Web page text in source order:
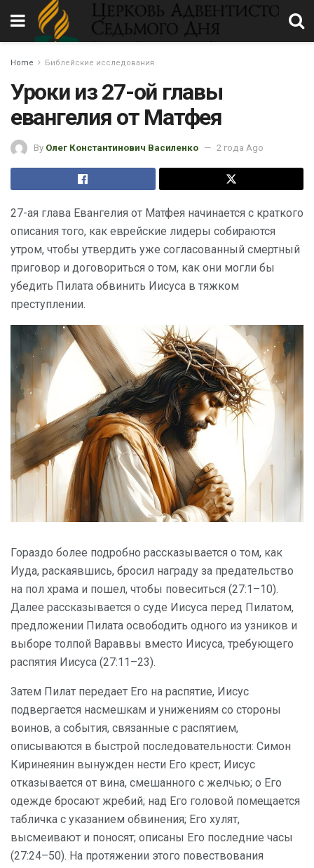
Home Библейские исследования
Уроки из 27-ой главы
евангелия от Матфея
By Олег Константинович Василенко 2 года Ago
27-ая глава Евангелия от Матфея начинается с краткого
описания того, как еврейские лидеры собираются
утром, чтобы утвердить уже согласованный смертный
приговор и договориться о том, как они могли бы
убедить Пилата обвинить Иисуса в тяжком
преступлении.
Гораздо более подробно рассказывается о том, как
Иуда, раскаявшись, бросил награду за предательство
на пол храма и пошел, чтобы повеситься (27:1–10).
Далее рассказывается о суде Иисуса перед Пилатом,
предложении Пилата освободить одного из узников и
выборе толпой Вараввы вместо Иисуса, требующего
распятия Иисуса (27:11–23).
Затем Пилат передает Его на распятие, Иисус
подвергается насмешкам и унижениям со стороны
воинов, а события, связанные с распятием,
описываются в быстрой последовательности: Симон
Киринеянин вынужден нести Его крест; Иисус
отказывается от вина, смешанного с желчью; о Его
одежде бросают жребий; над Его головой помещается
табличка с указанием обвинения; Его хулят,
высмеивают и поносят; описаны Его последние часы
(27:24–50). На протяжении этого повествования